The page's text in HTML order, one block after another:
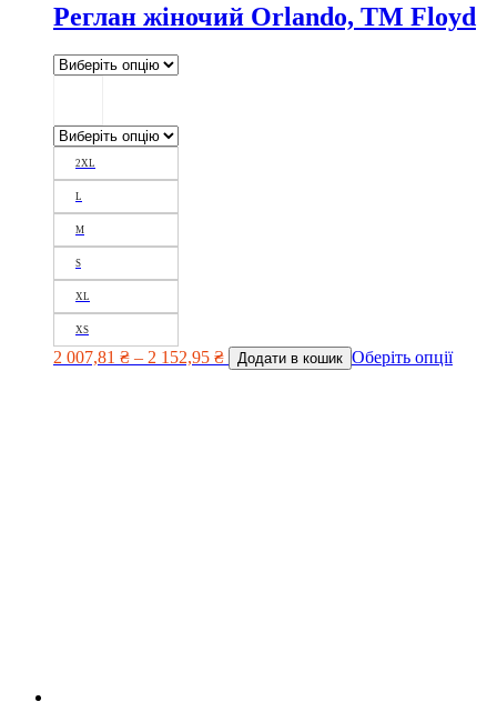
Реглан жіночий Orlando, TM Floyd
2XL
L
M
S
XL
XS
2 007,81 ₴ – 2 152,95 ₴ Додати в кошик Оберіть опції